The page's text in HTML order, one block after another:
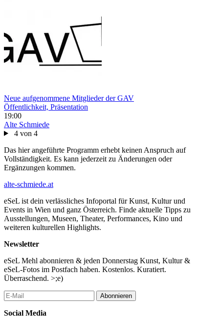
Neue aufgenommene Mitglieder der GAV
Öffentlichkeit, Präsentation
19:00
Alte Schmiede
4 von 4
Das hier angeführte Programm erhebt keinen Anspruch auf
Vollständigkeit. Es kann jederzeit zu Änderungen oder
Ergänzungen kommen.
alte-schmiede.at
eSeL ist dein verlässliches Infoportal für Kunst, Kultur und
Events in Wien und ganz Österreich. Finde aktuelle Tipps zu
Ausstellungen, Museen, Theater, Performances, Kino und
weiteren kulturellen Highlights.
Newsletter
eSeL Mehl abonnieren & jeden Donnerstag Kunst, Kultur &
eSeL-Fotos im Postfach haben. Kostenlos. Kuratiert.
Überraschend. >;e)
Abonnieren
Social Media